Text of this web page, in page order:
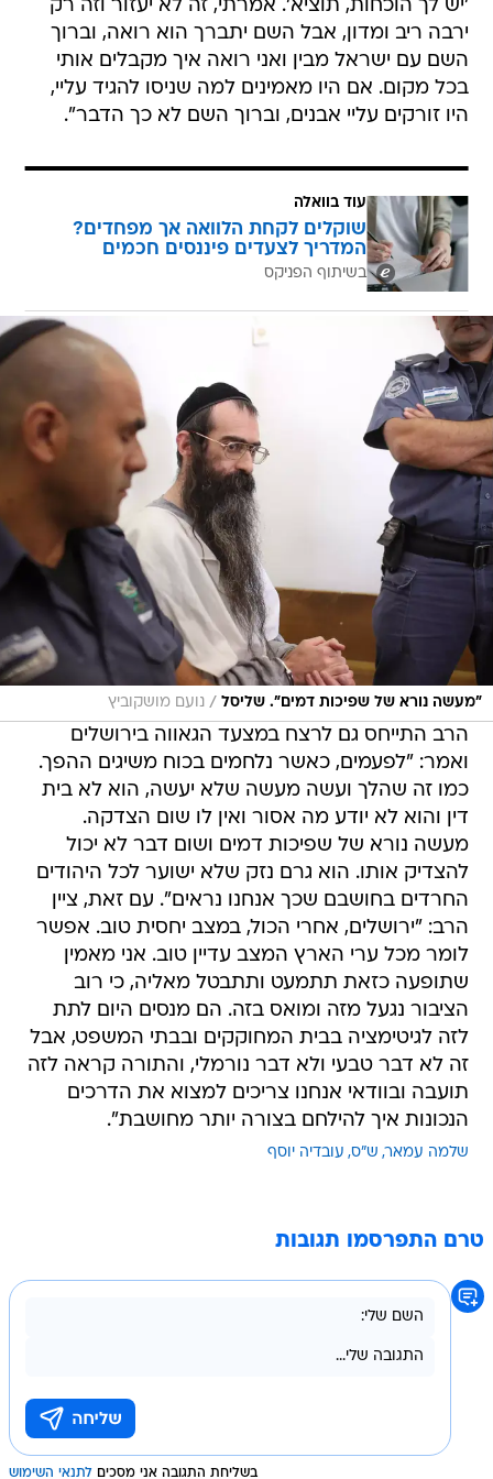
'יש לך הוכחות, תוציא'. אמרתי, זה לא יעזור וזה רק
ירבה ריב ומדון, אבל השם יתברך הוא רואה, וברוך
השם עם ישראל מבין ואני רואה איך מקבלים אותי
בכל מקום. אם היו מאמינים למה שניסו להגיד עליי,
היו זורקים עליי אבנים, וברוך השם לא כך הדבר".
עוד בוואלה
שוקלים לקחת הלוואה אך מפחדים?
המדריך לצעדים פיננסים חכמים
בשיתוף הפניקס
"מעשה נורא של שפיכות דמים". שליסל / נועם מושקוביץ
הרב התייחס גם לרצח במצעד הגאווה בירושלים
ואמר: "לפעמים, כאשר נלחמים בכוח משיגים ההפך.
כמו זה שהלך ועשה מעשה שלא יעשה, הוא לא בית
דין והוא לא יודע מה אסור ואין לו שום הצדקה.
מעשה נורא של שפיכות דמים ושום דבר לא יכול
להצדיק אותו. הוא גרם נזק שלא ישוער לכל היהודים
החרדים בחושבם שכך אנחנו נראים". עם זאת, ציין
הרב: "ירושלים, אחרי הכול, במצב יחסית טוב. אפשר
לומר מכל ערי הארץ המצב עדיין טוב. אני מאמין
שתופעה כזאת תתמעט ותתבטל מאליה, כי רוב
הציבור נגעל מזה ומואס בזה. הם מנסים היום לתת
לזה לגיטימציה בבית המחוקקים ובבתי המשפט, אבל
זה לא דבר טבעי ולא דבר נורמלי, והתורה קראה לזה
תועבה ובוודאי אנחנו צריכים למצוא את הדרכים
הנכונות איך להילחם בצורה יותר מחושבת".
שלמה עמאר ש"ס עובדיה יוסף
טרם התפרסמו תגובות
בשליחת התגובה אני מסכים לתנאי השימוש